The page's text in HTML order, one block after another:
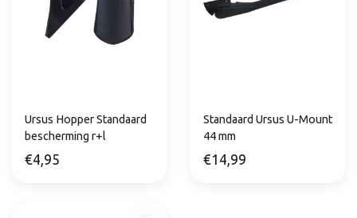
Ursus Hopper Standaard
bescherming r+l
€4,95
Standaard Ursus U-Mount
44 mm
€14,99